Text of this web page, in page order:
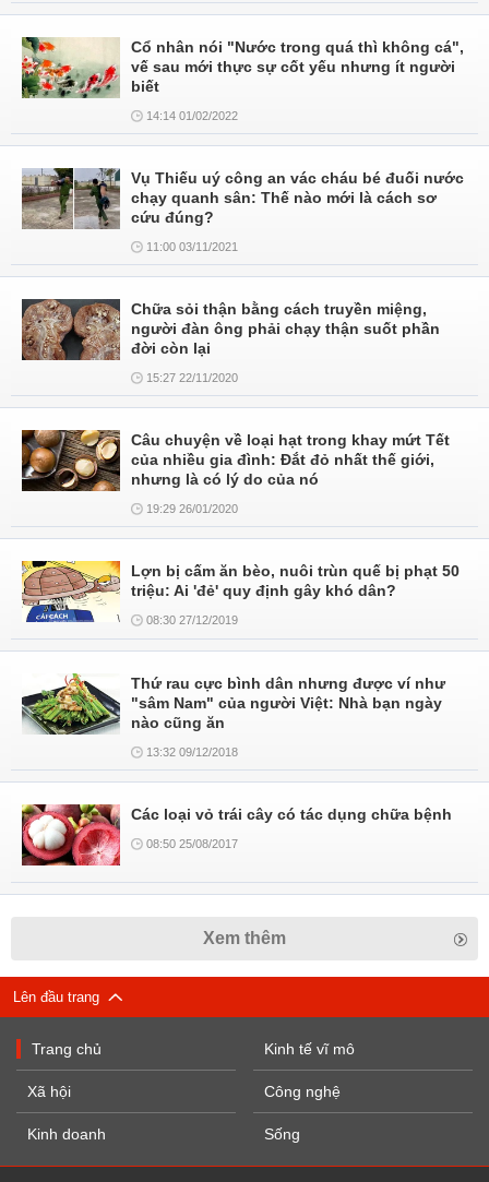
Cổ nhân nói "Nước trong quá thì không cá",
vế sau mới thực sự cốt yếu nhưng ít người
biết
14:14 01/02/2022
Vụ Thiếu uý công an vác cháu bé đuối nước
chạy quanh sân: Thế nào mới là cách sơ
cứu đúng?
11:00 03/11/2021
Chữa sỏi thận bằng cách truyền miệng,
người đàn ông phải chạy thận suốt phần
đời còn lại
15:27 22/11/2020
Câu chuyện về loại hạt trong khay mứt Tết
của nhiều gia đình: Đắt đỏ nhất thế giới,
nhưng là có lý do của nó
19:29 26/01/2020
Lợn bị cấm ăn bèo, nuôi trùn quế bị phạt 50
triệu: Ai 'đẻ' quy định gây khó dân?
08:30 27/12/2019
Thứ rau cực bình dân nhưng được ví như
"sâm Nam" của người Việt: Nhà bạn ngày
nào cũng ăn
13:32 09/12/2018
Các loại vỏ trái cây có tác dụng chữa bệnh
08:50 25/08/2017
Xem thêm
Lên đầu trang
Trang chủ
Xã hội
Kinh doanh
Kinh tế vĩ mô
Công nghệ
Sống